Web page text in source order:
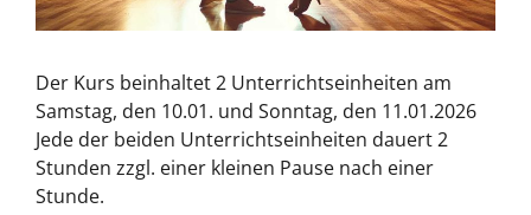
Der Kurs beinhaltet 2 Unterrichtseinheiten am
Samstag, den 10.01. und Sonntag, den 11.01.2026
Jede der beiden Unterrichtseinheiten dauert 2
Stunden zzgl. einer kleinen Pause nach einer
Stunde.